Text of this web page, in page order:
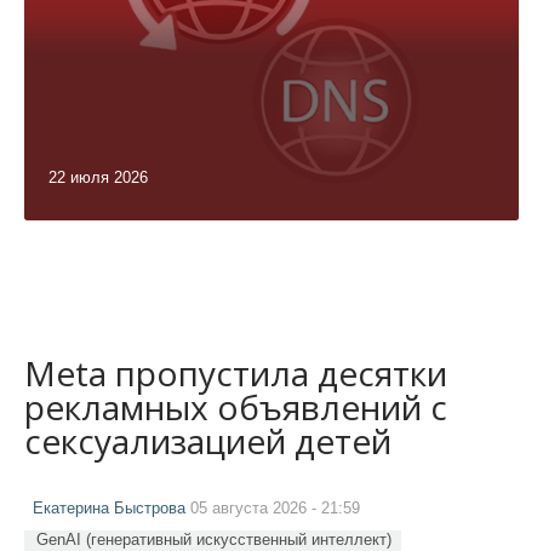
22 июля 2026
Meta пропустила десятки
рекламных объявлений с
сексуализацией детей
Екатерина Быстрова05 августа 2026 - 21:59
GenAI (генеративный искусственный интеллект)